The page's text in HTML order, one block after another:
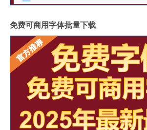
免费可商用字体批量下载